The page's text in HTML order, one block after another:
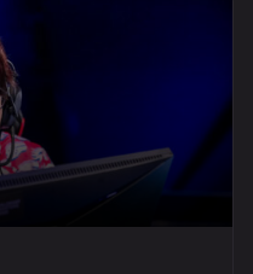
2025 году astra стала
года среди женщин" в CS2 на